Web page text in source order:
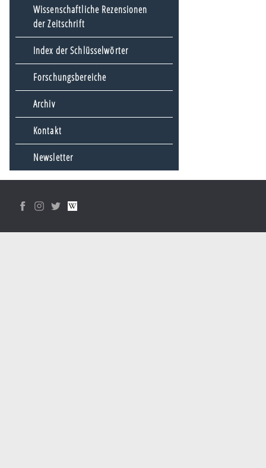
Wissenschaftliche Rezensionen
der Zeitschrift
Index der Schlüsselwörter
Forschungsbereiche
Archiv
Kontakt
Newsletter